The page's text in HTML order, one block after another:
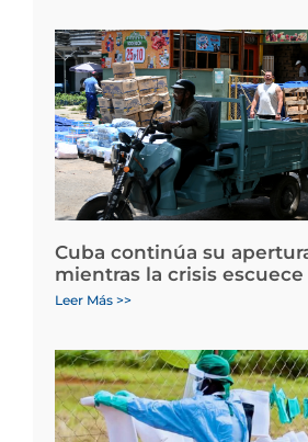
Cuba continúa su
mientras la crisis escuece
Leer Más >>